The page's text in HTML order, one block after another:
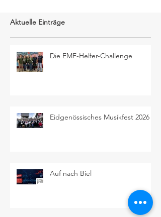
Aktuelle Einträge
Die EMF-Helfer-Challenge
Eidgenössisches Musikfest 2026
Auf nach Biel